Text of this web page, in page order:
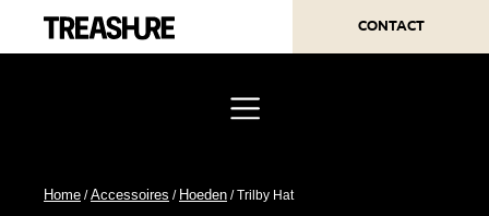
Contact
Home /Accessoires / Hoeden / Trilby Hat